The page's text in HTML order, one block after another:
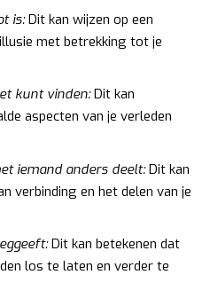
is:Dit kan wijzen op een
met betrekking tot je
kunt vinden:Dit kan
aspecten van je verleden
iemand anders deelt:Dit kan
verbinding en het delen van je
Dit kan betekenen dat
los te laten en verder te